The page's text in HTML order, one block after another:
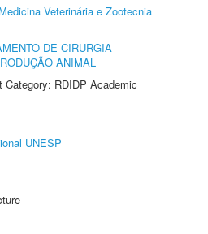
Veterinária e Zootecnia
DE CIRURGIA
ANIMAL
RDIDP Academic
UNESP